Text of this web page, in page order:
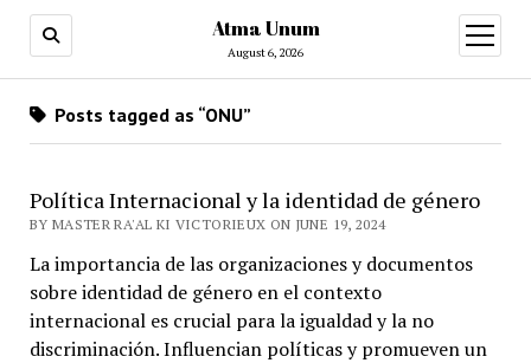
Atma Unum
August 6, 2026
open
menu
Posts tagged as “ONU”
Política Internacional y la identidad de género
BY MASTER RA'AL KI VICTORIEUX ON JUNE 19, 2024
La importancia de las organizaciones y documentos
sobre identidad de género en el contexto
internacional es crucial para la igualdad y la no
discriminación. Influencian políticas y promueven un